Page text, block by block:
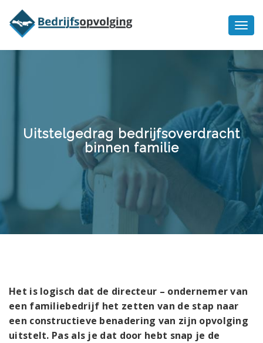
Uitstelgedrag bedrijfsoverdracht
binnen familie
Het is logisch dat de directeur – ondernemer van
een familiebedrijf het zetten van de stap naar
een constructieve benadering van zijn opvolging
uitstelt. Pas als je dat door hebt snap je de
bedrijfsopvolging voor fiscaal
juridisch advies
Ik wil meer informatie